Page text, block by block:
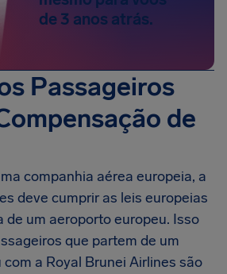
de 3 anos atrás.
Passageiros
de
companhia aérea europeia, a
deve cumprir as leis europeias
de um aeroporto europeu. Isso
que partem de um
a Royal Brunei Airlines são